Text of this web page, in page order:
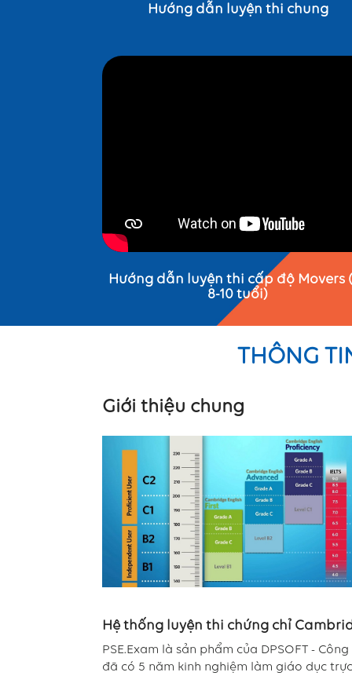
Hướng dẫn luyện thi chung
Hướng dẫn luyện thi cấp độ Movers
8-10 tuổi)
THÔNG
Giới thiệu chung
Hệ thống luyện thi chứng chỉ
PSE.Exam là sản phẩm của DPSOFT -
đã có 5 năm kinh nghiệm làm giáo dục trực